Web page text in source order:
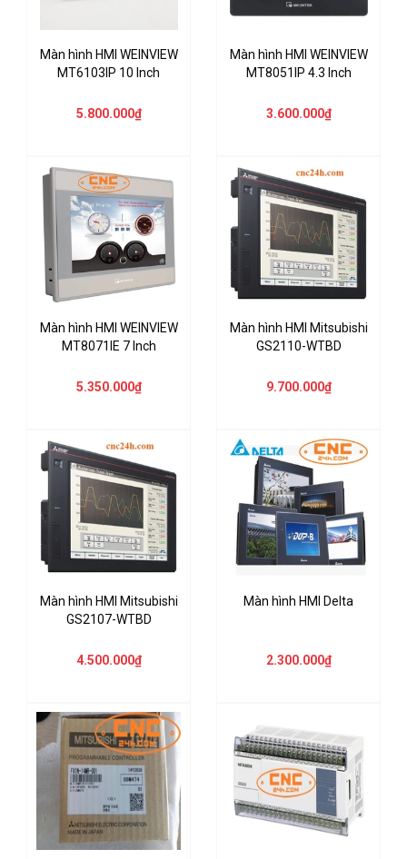
Màn hình HMI WEINVIEW
MT6103IP 10 Inch
5.800.000₫
Màn hình HMI WEINVIEW
MT8051IP 4.3 Inch
3.600.000₫
Màn hình HMI WEINVIEW
MT8071IE 7 Inch
5.350.000₫
Màn hình HMI Mitsubishi
GS2110-WTBD
9.700.000₫
Màn hình HMI Mitsubishi
GS2107-WTBD
4.500.000₫
Màn hình HMI Delta
2.300.000₫